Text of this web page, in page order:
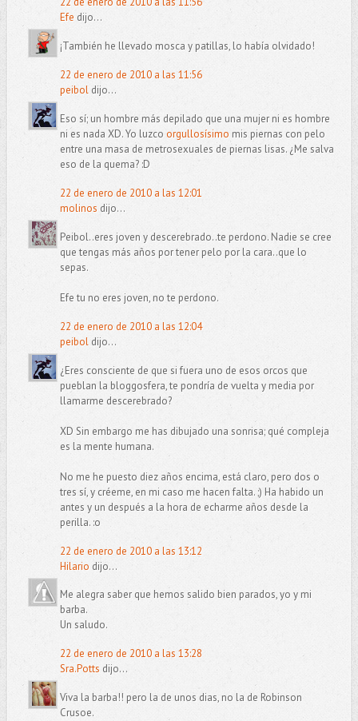
Efe dijo...
¡También he llevado mosca y patillas, lo había olvidado!
22 de enero de 2010 a las 11:56
peiboldijo...
Eso sí; un hombre más depilado que una mujer ni es hombre
ni es nada XD. Yo luzco orgullosísimo mis piernas con pelo
entre una masa de metrosexuales de piernas lisas. ¿Me salva
eso de la quema? :D
22 de enero de 2010 a las 12:01
molinos dijo...
Peibol..eres joven y descerebrado..te perdono. Nadie se cree
que tengas más años por tener pelo por la cara..que lo
sepas.
Efe tu no eres joven, no te perdono.
22 de enero de 2010 a las 12:04
peiboldijo...
¿Eres consciente de que si fuera uno de esos orcos que
pueblan la bloggosfera, te pondría de vuelta y media por
llamarme descerebrado?
XD Sin embargo me has dibujado una sonrisa; qué compleja
es la mente humana.
No me he puesto diez años encima, está claro, pero dos o
tres sí, y créeme, en mi caso me hacen falta. ;) Ha habido un
antes y un después a la hora de echarme años desde la
perilla. :o
22 de enero de 2010 a las 13:12
Hilario dijo...
Me alegra saber que hemos salido bien parados, yo y mi
barba.
Un saludo.
22 de enero de 2010 a las 13:28
Sra.Potts dijo...
Viva la barba!! pero la de unos dias, no la de Robinson
Crusoe.